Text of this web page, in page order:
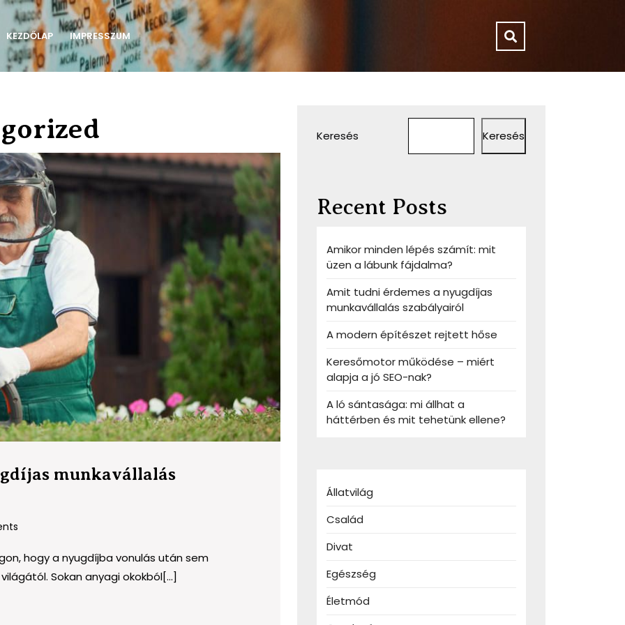
KEZDŐLAP IMPRESSZUM
szabályairól
munkavállalás
hogy a nyugdíjba vonulás után sem
Sokan anyagi okokból[...]
Keresés Keresés
Recent Posts
Amikor minden lépés számít: mit
üzen a lábunk fájdalma?
Amit tudni érdemes a nyugdíjas
munkavállalás szabályairól
A modern építészet rejtett hőse
Keresőmotor működése – miért
alapja a jó SEO-nak?
A ló sántasága: mi állhat a
háttérben és mit tehetünk ellene?
Állatvilág
Család
Divat
Egészség
Életmód